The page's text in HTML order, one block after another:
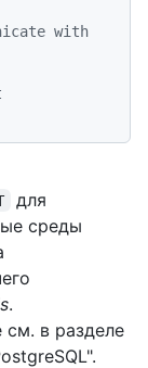
with
для
среды
.
см. в разделе